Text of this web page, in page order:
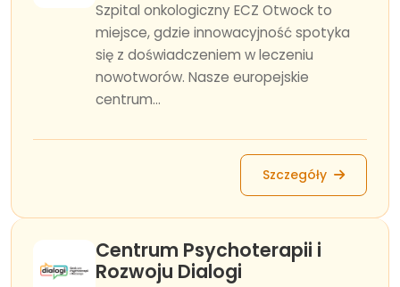
Szpital onkologiczny ECZ Otwock to
miejsce, gdzie innowacyjność spotyka
się z doświadczeniem w leczeniu
nowotworów. Nasze europejskie
centrum...
Szczegóły
Centrum Psychoterapii i
Rozwoju Dialogi